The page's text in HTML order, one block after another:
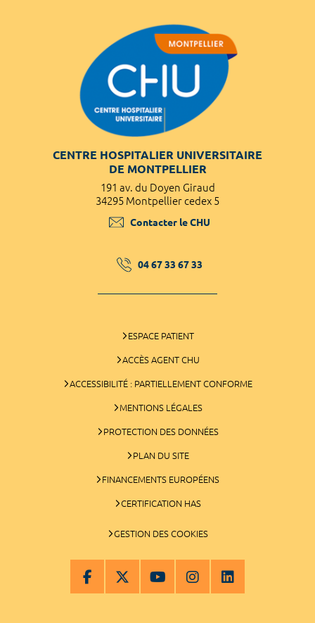
CENTRE HOSPITALIER UNIVERSITAIRE
DE MONTPELLIER
191 av. du Doyen Giraud
34295 Montpellier cedex 5
Contacter le CHU
04 67 33 67 33
ESPACE PATIENT
ACCÈS AGENT CHU
ACCESSIBILITÉ : PARTIELLEMENT CONFORME
MENTIONS LÉGALES
PROTECTION DES DONNÉES
PLAN DU SITE
FINANCEMENTS EUROPÉENS
CERTIFICATION HAS
GESTION DES COOKIES